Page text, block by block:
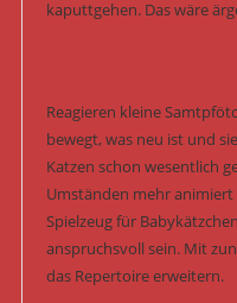
kaputtgehen. Das wäre
Reagieren kleine
bewegt, was neu ist und
Katzen schon wesentlich
Umständen mehr
Spielzeug für
anspruchsvoll sein. Mit
das Repertoire erweitern.